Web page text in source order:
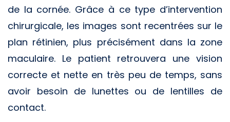
de la cornée. Grâce à ce type d’intervention
chirurgicale, les images sont recentrées sur le
plan rétinien, plus précisément dans la zone
maculaire. Le patient retrouvera une vision
correcte et nette en très peu de temps, sans
avoir besoin de lunettes ou de lentilles de
contact.